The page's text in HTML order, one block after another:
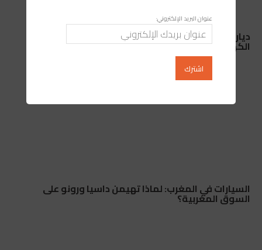
ديار الأندلس ببوسكورة… معاناة يومية مع انقطاعات
الكهرباء والماء بلا سابق إنذار
السيارات في المغرب: لماذا تهيمن داسيا ورونو على
السوق المغربية؟
عنوان البريد الإلكتروني: